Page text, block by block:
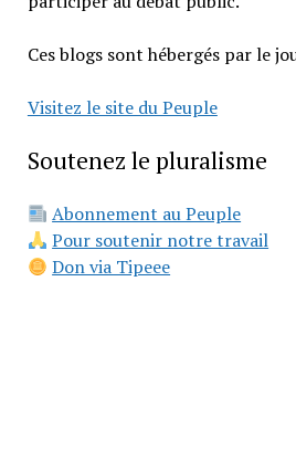
Ces blogs sont hébergés par le
Visitez le site du Peuple
Soutenez le pluralisme
Abonnement au Peuple
Pour soutenir notre travail
Don via Tipeee